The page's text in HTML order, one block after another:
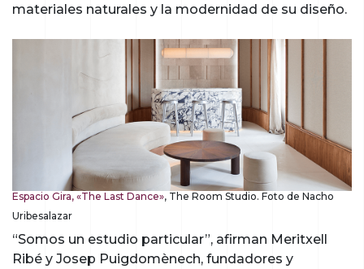
materiales naturales y la modernidad de su diseño.
Espacio Gira, «The Last Dance», The Room Studio. Foto de Nacho
Uribesalazar
“Somos un estudio particular”, afirman Meritxell
Ribé y Josep Puigdomènech, fundadores y